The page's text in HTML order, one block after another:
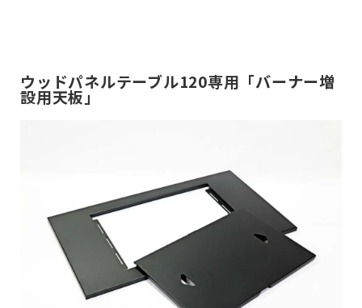
ウッドパネルテーブル120専用「バーナー増
設用天板」